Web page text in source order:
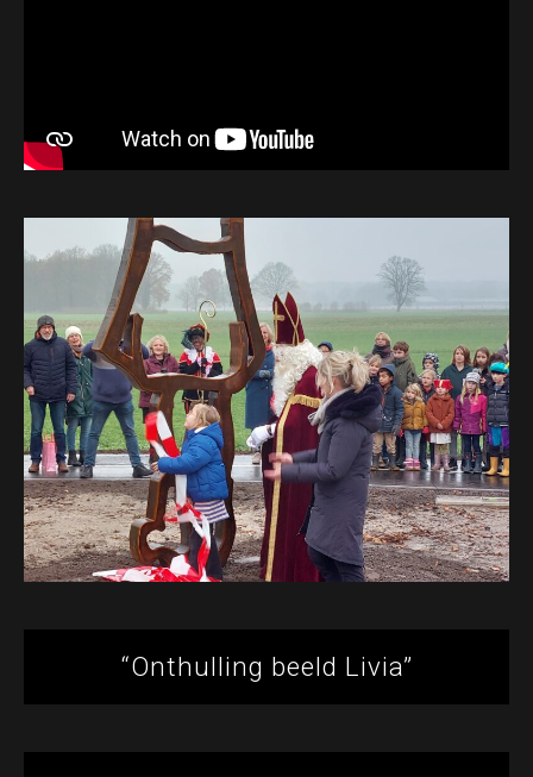
“Onthulling beeld Livia”